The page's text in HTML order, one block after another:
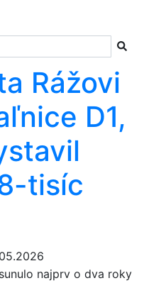
Rážovi
D1,
tisíc
najprv o dva roky